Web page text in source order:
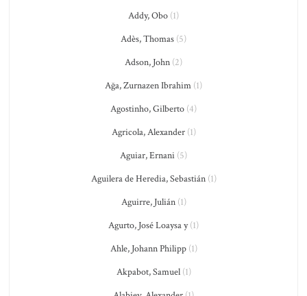
Addy, Obo (1)
Adès, Thomas (5)
Adson, John (2)
Ağa, Zurnazen Ibrahim (1)
Agostinho, Gilberto (4)
Agricola, Alexander(1)
Aguiar, Ernani (5)
Aguilera de Heredia, Sebastián(1)
Aguirre, Julián(1)
Agurto, José Loaysa y(1)
Ahle, Johann Philipp(1)
Akpabot, Samuel(1)